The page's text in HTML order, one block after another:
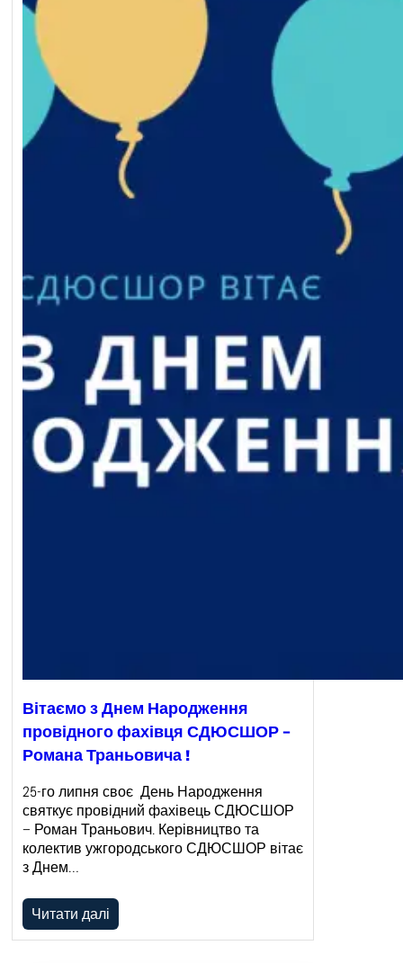
Вітаємо з Днем Народження
провідного фахівця СДЮСШОР –
Романа Траньовича !
25-го липня своє День Народження
святкує провідний фахівець СДЮСШОР
– Роман Траньович. Керівництво та
колектив ужгородського СДЮСШОР вітає
з Днем…
Читати далі